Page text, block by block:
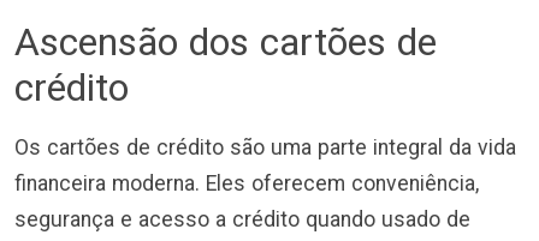
Ascensão dos cartões de
crédito
Os cartões de crédito são uma parte integral da vida
financeira moderna. Eles oferecem conveniência,
segurança e acesso a crédito quando usado de